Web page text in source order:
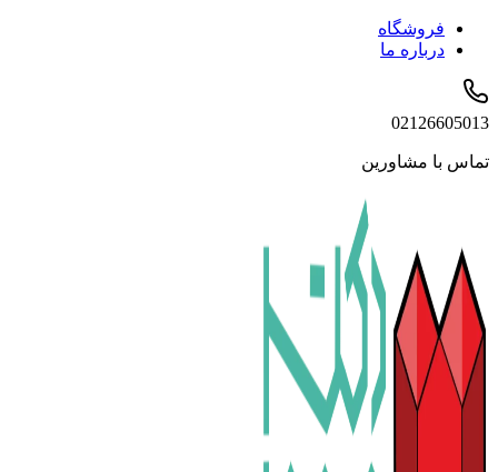
فروشگاه
درباره ما
02126605013
تماس با مشاورین